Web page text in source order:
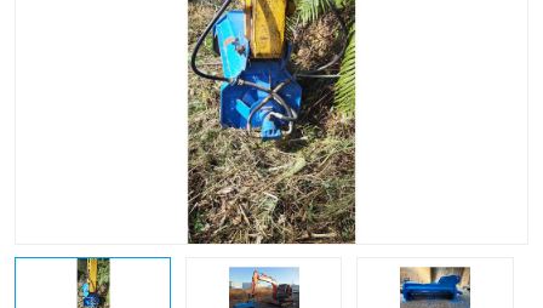
土壤修复
开沟机
破碎机
压路机
滑移装载机